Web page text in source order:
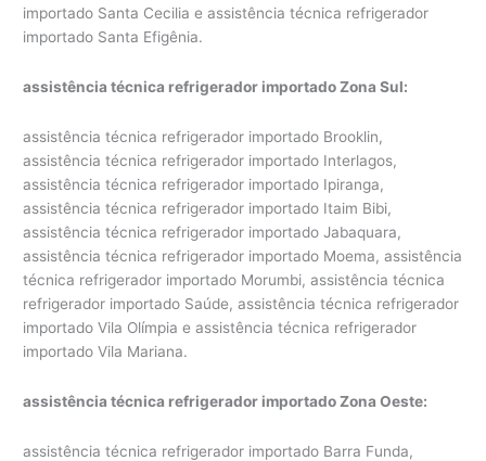
importado Santa Cecilia e assistência técnica refrigerador
importado Santa Efigênia.
assistência técnica refrigerador importado Zona Sul:
assistência técnica refrigerador importado Brooklin,
assistência técnica refrigerador importado Interlagos,
assistência técnica refrigerador importado Ipiranga,
assistência técnica refrigerador importado Itaim Bibi,
assistência técnica refrigerador importado Jabaquara,
assistência técnica refrigerador importado Moema, assistência
técnica refrigerador importado Morumbi, assistência técnica
refrigerador importado Saúde, assistência técnica refrigerador
importado Vila Olímpia e assistência técnica refrigerador
importado Vila Mariana.
assistência técnica refrigerador importado Zona Oeste:
assistência técnica refrigerador importado Barra Funda,